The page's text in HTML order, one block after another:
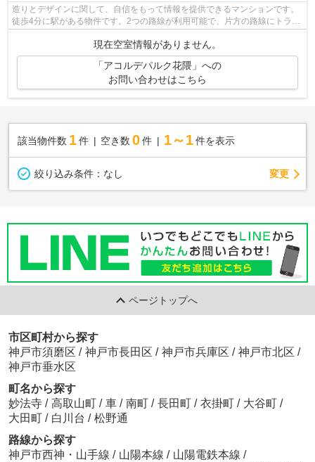
造りとデザインに関して、自信をもって情報を提供できるマンションです。
徒歩4分に駅がある物件です。2つの路線が利用可能で、片方の路線にトラブ
現在空室情報がありません。
「アコルデパルク花隈」への
お問い合わせはこちら
該当物件数 1件 空き数 0 件 1～1 件を表示
絞り込み条件： なし 変更
ページトップへ
市区町村から探す
神戸市須磨区 / 神戸市長田区 / 神戸市兵庫区 / 神戸市北区 /
神戸市垂水区
町名から探す
妙法寺 / 高取山町 / 車 / 南町 / 長田町 / 衣掛町 / 大谷町 /
大田町 / 白川台 / 松野通
路線から探す
神戸市西神・山手線 / 山陽本線 / 山陽電鉄本線 /